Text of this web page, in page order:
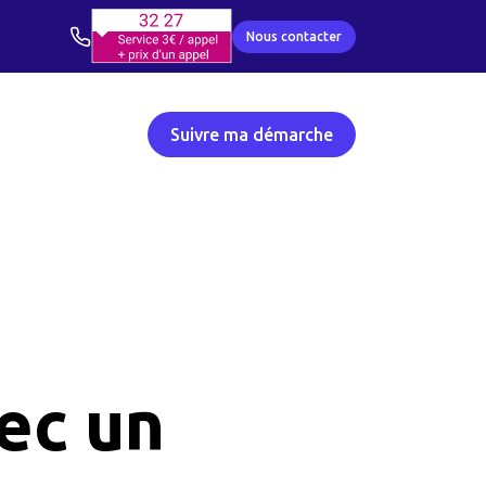
Nous contacter
Suivre ma démarche
un